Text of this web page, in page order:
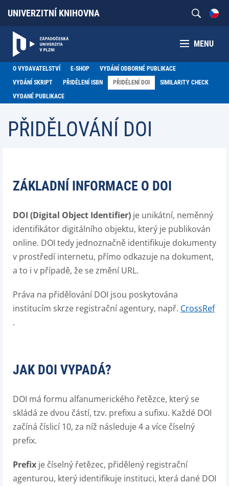
UNIVERZITNÍ KNIHOVNA
MENU
O VYDAVATELSTVÍ E-SHOP
VYDÁNÍ ODBORNÉ PUBLIKACE
VYDÁNÍ SKRIPT
PŘIDĚLENÍ ISBN PŘIDĚLENÍ DOI
SIMILARITY CHECK
VYDANÉ PUBLIKACE
PŘIDĚLOVÁNÍ DOI
ZÁKLADNÍ INFORMACE O DOI
DOI (Digital Object Identifier) je unikátní, neměnný
identifikátor digitálního objektu, který je publikován
online. DOI tedy jednoznačně identifikuje dokumenty
v prostředí internetu, přímo odkazuje na dokument,
a to i v případě, že se změní URL.
Práva na přidělování DOI jsou poskytována
institucím skrze registrační agentury, např. CrossRef
.
JAK DOI VYPADÁ?
DOI má formu alfanumerického řetězce, který se
skládá ze dvou částí, tzv. prefixu a sufixu. Každé DOI
začíná číslicí 10, za níž následuje 4 a více číselný
prefix.
Prefix je číselný řetězec, přidělený registrační
agenturou, který identifikuje instituci, která dané DOI